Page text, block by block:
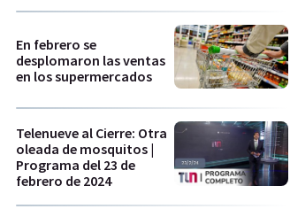
En febrero se
desplomaron las ventas
en los supermercados
Telenueve al Cierre: Otra
oleada de mosquitos |
Programa del 23 de
febrero de 2024